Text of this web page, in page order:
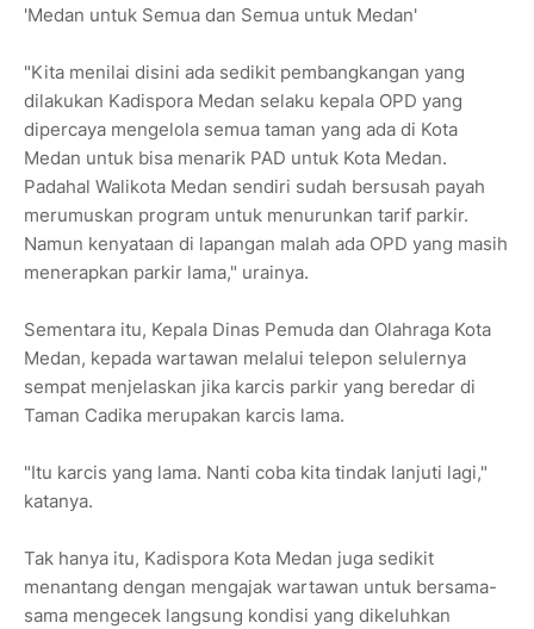
'Medan untuk Semua dan Semua untuk Medan'
"Kita menilai disini ada sedikit pembangkangan yang
dilakukan Kadispora Medan selaku kepala OPD yang
dipercaya mengelola semua taman yang ada di Kota
Medan untuk bisa menarik PAD untuk Kota Medan.
Padahal Walikota Medan sendiri sudah bersusah payah
merumuskan program untuk menurunkan tarif parkir.
Namun kenyataan di lapangan malah ada OPD yang masih
menerapkan parkir lama," urainya.
Sementara itu, Kepala Dinas Pemuda dan Olahraga Kota
Medan, kepada wartawan melalui telepon selulernya
sempat menjelaskan jika karcis parkir yang beredar di
Taman Cadika merupakan karcis lama.
"Itu karcis yang lama. Nanti coba kita tindak lanjuti lagi,"
katanya.
Tak hanya itu, Kadispora Kota Medan juga sedikit
menantang dengan mengajak wartawan untuk bersama-
sama mengecek langsung kondisi yang dikeluhkan